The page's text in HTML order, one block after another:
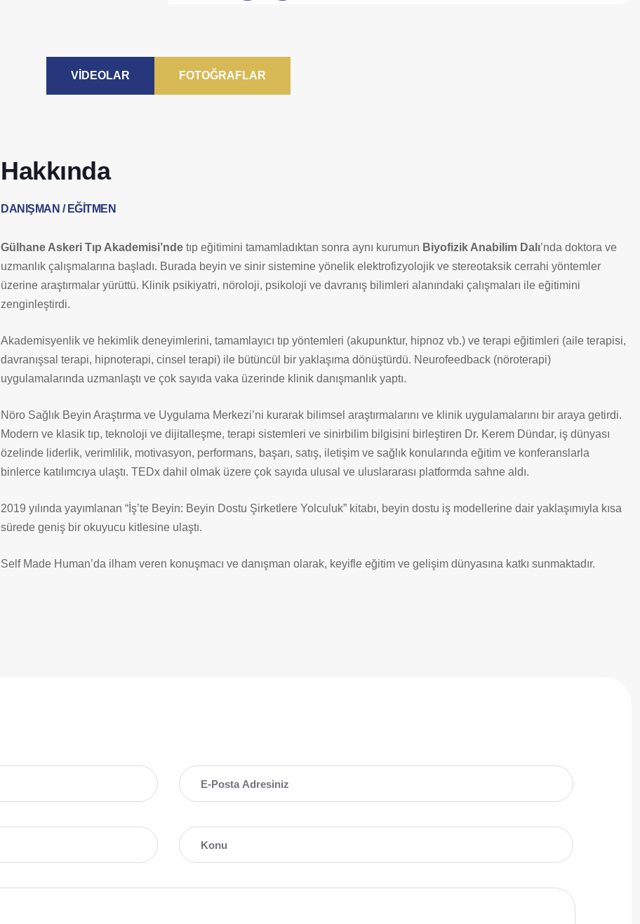
VİDEOLAR FOTOĞRAFLAR
Hakkında
DANIŞMAN / EĞITMEN
Gülhane Askeri Tıp Akademisi’nde tıp eğitimini tamamladıktan sonra aynı kurumun Biyofizik Anabilim Dalı’nda doktora ve
uzmanlık çalışmalarına başladı. Burada beyin ve sinir sistemine yönelik elektrofizyolojik ve stereotaksik cerrahi yöntemler
üzerine araştırmalar yürüttü. Klinik psikiyatri, nöroloji, psikoloji ve davranış bilimleri alanındaki çalışmaları ile eğitimini
zenginleştirdi.
Akademisyenlik ve hekimlik deneyimlerini, tamamlayıcı tıp yöntemleri (akupunktur, hipnoz vb.) ve terapi eğitimleri (aile terapisi,
davranışsal terapi, hipnoterapi, cinsel terapi) ile bütüncül bir yaklaşıma dönüştürdü. Neurofeedback (nöroterapi)
uygulamalarında uzmanlaştı ve çok sayıda vaka üzerinde klinik danışmanlık yaptı.
Nöro Sağlık Beyin Araştırma ve Uygulama Merkezi’ni kurarak bilimsel araştırmalarını ve klinik uygulamalarını bir araya getirdi.
Modern ve klasik tıp, teknoloji ve dijitalleşme, terapi sistemleri ve sinirbilim bilgisini birleştiren Dr. Kerem Dündar, iş dünyası
özelinde liderlik, verimlilik, motivasyon, performans, başarı, satış, iletişim ve sağlık konularında eğitim ve konferanslarla
binlerce katılımcıya ulaştı. TEDx dahil olmak üzere çok sayıda ulusal ve uluslararası platformda sahne aldı.
2019 yılında yayımlanan “İş’te Beyin: Beyin Dostu Şirketlere Yolculuk” kitabı, beyin dostu iş modellerine dair yaklaşımıyla kısa
sürede geniş bir okuyucu kitlesine ulaştı.
Self Made Human’da ilham veren konuşmacı ve danışman olarak, keyifle eğitim ve gelişim dünyasına katkı sunmaktadır.